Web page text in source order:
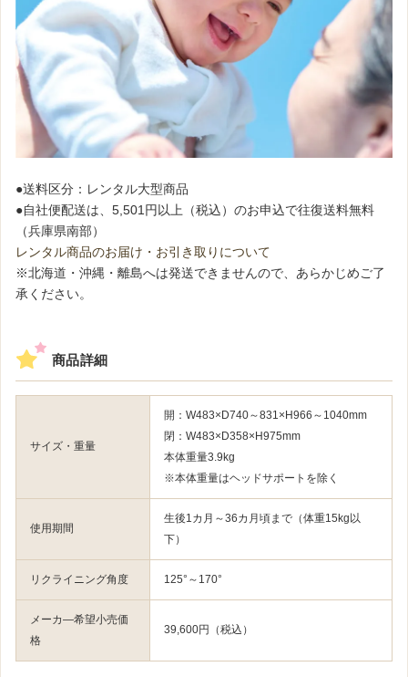
●送料区分：レンタル大型商品
●自社便配送は、5,501円以上（税込）のお申込で往復送料無料
（兵庫県南部）
レンタル商品のお届け・お引き取りについて
※北海道・沖縄・離島へは発送できませんので、あらかじめご了
承ください。
商品詳細
サイズ・重量
開：W483×D740～831×H966～1040mm
閉：W483×D358×H975mm
本体重量3.9kg
※本体重量はヘッドサポートを除く
使用期間
生後1カ月～36カ月頃まで（体重15kg以
下）
リクライニング角度 125°～170°
メーカ―希望小売価
格
39,600円（税込）